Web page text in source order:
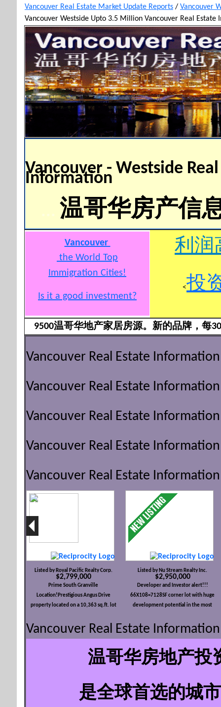
Vancouver Real Estate Market Update Reports / Vancouver
Vancouver Westside Upto 3.5 Million Vancouver Real Estate
Vancouver - Westside
Information
温哥华房产信
Vancouver
the World Top
Immigration Cities!
Is it a good investment?
利润
<投
9500温哥华地产家居房源。新的品牌，每
Vancouver Real Estate Information
Vancouver Real Estate Information
Vancouver Real Estate Information
Vancouver Real Estate
Vancouver Real Estate Information
Listed by Royal Pacific Realty Corp.
$2,799,000
Prime South Granville
Location!Prestigious Angus Drive
property located on a 10,363 sq.ft. lot
home features 7 bedrooms and 9
appliances and quartz countertops, plus a
covered balcony overlooking a serene
to live in or hold/rebuild for multi-family
potential. School catchment: Dr. R.E.
Listed by Nu Stream Realty Inc.
$2,950,000
Developer and Investor alert!!!
66X108=7128SF corner lot with huge
development potential in the most
with 475 W64 listing R......). within 400
to commercial center, shops, banks,
restaurants... Multiple development
mix use building, land assembly with
neighbors for a mid-rise ( 12 levels) mix
Vancouver Real Estate Information
温哥华房地产投
是全球首选的城